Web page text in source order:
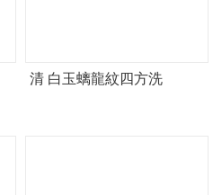
清 白玉螭龍紋四方洗